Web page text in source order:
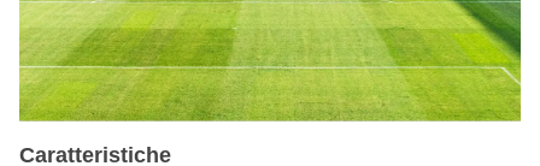
Caratteristiche